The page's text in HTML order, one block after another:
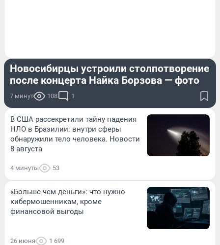
Новосибирцы устроили столпотворение
после концерта Найка Борзова — фото
7 минут 108 1
В США рассекретили тайну падения
НЛО в Бразилии: внутри сферы
обнаружили тело человека. Новости
8 августа
4 минуты 53
«Больше чем деньги»: что нужно
кибермошенникам, кроме
финансовой выгоды
26 июня 1 699